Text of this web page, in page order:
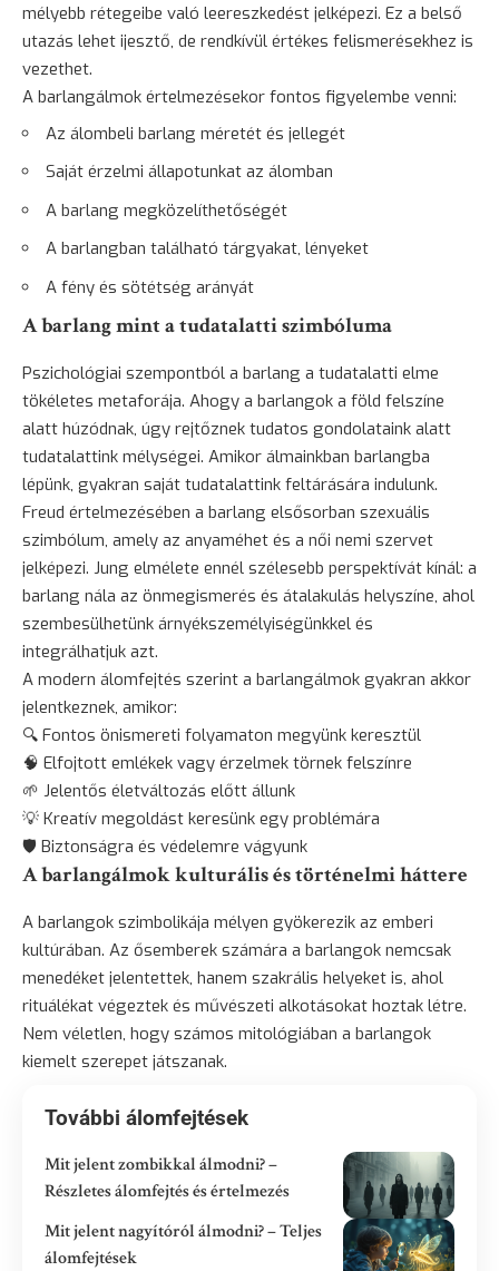
mélyebb rétegeibe való leereszkedést jelképezi. Ez a belső
utazás lehet ijesztő, de rendkívül értékes felismerésekhez is
vezethet.
A barlangálmok értelmezésekor fontos figyelembe venni:
Az álombeli barlang méretét és jellegét
Saját érzelmi állapotunkat az álomban
A barlang megközelíthetőségét
A barlangban található tárgyakat, lényeket
A fény és sötétség arányát
A barlang mint a tudatalatti szimbóluma
Pszichológiai szempontból a barlang a tudatalatti elme
tökéletes metaforája. Ahogy a barlangok a föld felszíne
alatt húzódnak, úgy rejtőznek tudatos gondolataink alatt
tudatalattink mélységei. Amikor álmainkban barlangba
lépünk, gyakran saját tudatalattink feltárására indulunk.
Freud értelmezésében a barlang elsősorban szexuális
szimbólum, amely az anyaméhet és a női nemi szervet
jelképezi. Jung elmélete ennél szélesebb perspektívát kínál: a
barlang nála az önmegismerés és átalakulás helyszíne, ahol
szembesülhetünk árnyékszemélyiségünkkel és
integrálhatjuk azt.
A modern álomfejtés szerint a barlangálmok gyakran akkor
jelentkeznek, amikor:
🔍 Fontos önismereti folyamaton megyünk keresztül
🧠 Elfojtott emlékek vagy érzelmek törnek felszínre
🌱 Jelentős életváltozás előtt állunk
💡 Kreatív megoldást keresünk egy problémára
🛡️ Biztonságra és védelemre vágyunk
A barlangálmok kulturális és történelmi háttere
A barlangok szimbolikája mélyen gyökerezik az emberi
kultúrában. Az ősemberek számára a barlangok nemcsak
menedéket jelentettek, hanem szakrális helyeket is, ahol
rituálékat végeztek és művészeti alkotásokat hoztak létre.
Nem véletlen, hogy számos mitológiában a barlangok
kiemelt szerepet játszanak.
További álomfejtések
Mit jelent zombikkal álmodni? –
Részletes álomfejtés és értelmezés
Mit jelent nagyítóról álmodni? – Teljes
álomfejtések